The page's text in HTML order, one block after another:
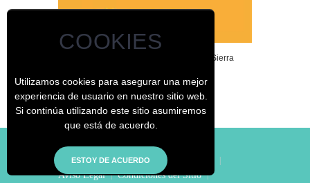
COOKIES
Utilizamos cookies para asegurar una mejor
experiencia de usuario en nuestro sitio web.
Si continúa utilizando este sitio asumiremos
que está de acuerdo.
I y II Certamen de Narrativa Allende Sierra
© - El Jardín de los Curiosos |
Aviso Legal | Condiciones del Sitio |